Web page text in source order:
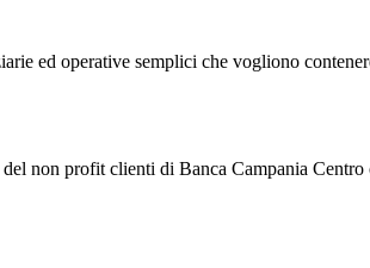
ed operative semplici che vogliono
non profit clienti di Banca Campania Centro